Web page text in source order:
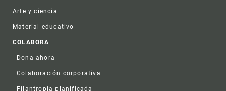
Arte y ciencia
Material educativo
COLABORA
Dona ahora
Colaboración corporativa
Filantropia planificada